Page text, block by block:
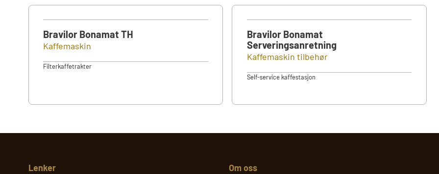
Bravilor Bonamat TH
Kaffemaskin
Filterkaffetrakter
Bravilor Bonamat
Serveringsanretning
Kaffemaskin tilbehør
Self-service kaffestasjon
Lenker
Om oss